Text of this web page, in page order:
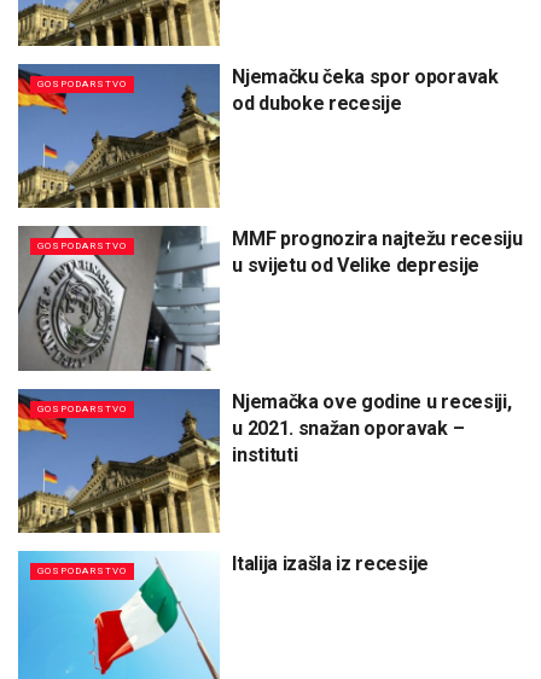
GOSPODARSTVO
Njemačku čeka spor oporavak
od duboke recesije
GOSPODARSTVO
MMF prognozira najtežu recesiju
u svijetu od Velike depresije
GOSPODARSTVO
Njemačka ove godine u recesiji,
u 2021. snažan oporavak –
instituti
GOSPODARSTVO Italija izašla iz recesije